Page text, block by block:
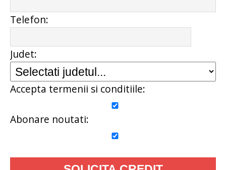
Telefon:
Judet:
Accepta termenii si conditiile:
Abonare noutati: